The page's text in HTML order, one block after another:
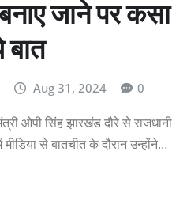
जाने पर कसा
Aug 31, 2024 0
ओपी सिंह झारखंड दौरे से राजधानी
मीडिया से बातचीत के दौरान उन्होंने…